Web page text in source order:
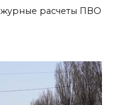
расчеты ПВО